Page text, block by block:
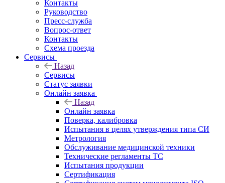
Контакты
Руководство
Пресс-служба
Вопрос-ответ
Контакты
Схема проезда
Сервисы
Назад
Сервисы
Статус заявки
Онлайн заявка
Назад
Онлайн заявка
Поверка, калибровка
Испытания в целях утверждения типа СИ
Метрология
Обслуживание медицинской техники
Технические регламенты ТС
Испытания продукции
Сертификация